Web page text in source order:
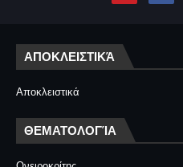
ΑΠΟΚΛΕΙΣΤΙΚΆ
Αποκλειστικά
ΘΕΜΑΤΟΛΟΓΊΑ